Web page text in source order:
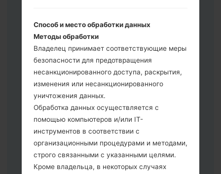
Скачайте на свой ПК:Odin 3.
Способ и место обработки данных
Методы обработки
Владелец принимает соответствующие меры
безопасности для предотвращения
несанкционированного доступа, раскрытия,
изменения или несанкционированного
уничтожения данных.
Обработка данных осуществляется с
помощью компьютеров и/или IT-
инструментов в соответствии с
организационными процедурами и методами,
строго связанными с указанными целями.
Кроме владельца, в некоторых случаях